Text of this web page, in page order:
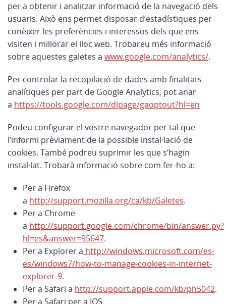
per a obtenir i analitzar informació de la navegació dels
usuaris. Això ens permet disposar d’estadístiques per
conèixer les preferències i interessos dels que ens
visiten i millorar el lloc web. Trobareu més informació
sobre aquestes galetes a www.google.com/analytics/.
Per controlar la recopilació de dades amb finalitats
analítiques per part de Google Analytics, pot anar
a https://tools.google.com/dlpage/gaoptout?hl=en
Podeu configurar el vostre navegador per tal que
l’informi prèviament de la possible instal·lació de
cookies. També podreu suprimir les que s’hagin
instal·lat. Trobarà informació sobre com fer-ho a:
Per a Firefox
a http://support.mozilla.org/ca/kb/Galetes.
Per a Chrome
a http://support.google.com/chrome/bin/answer.py?
hl=es&answer=95647.
Per a Explorer a http://windows.microsoft.com/es-
es/windows7/how-to-manage-cookies-in-internet-
explorer-9.
Per a Safari a http://support.apple.com/kb/ph5042.
Per a Safari per a IOS